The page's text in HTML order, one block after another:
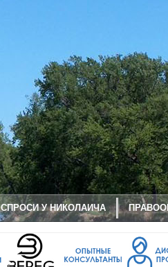
СПРОСИ У НИКОЛАИЧА